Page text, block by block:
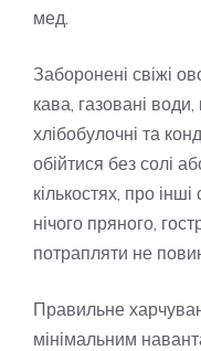
мед.
Заборонені свіжі
кава, газовані
хлібобулочні та
обійтися без солі
кількостях, про
нічого пряного,
потрапляти не
Правильне
мінімальним